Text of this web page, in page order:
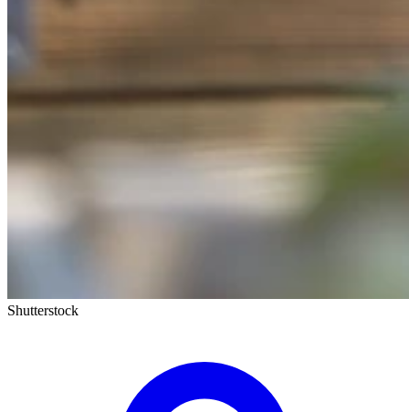
Shutterstock